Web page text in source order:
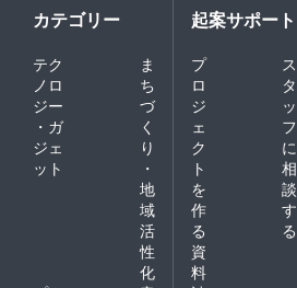
カテゴリー
テク
ノロ
ジー
・ガ
ジェ
ット
ま
ち
づ
く
り
・
地
域
活
性
化
起案サポート
プ
ロ
ジ
ェ
ク
ト
を
作
る
ス
タ
ッ
フ
に
相
談
す
る
資
料